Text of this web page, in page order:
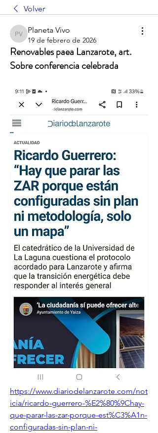
Volver
Planeta Vivo
Planeta Vivo
19 de febrero de 2026
Renovables paea Lanzarote, art.
Sobre conferencia celebrada
https://www.diariodelanzarote.com/not
icia/ricardo-guerrero-%E2%80%9Chay-
que-parar-las-zar-porque-est%C3%A1n-
configuradas-sin-plan-ni-